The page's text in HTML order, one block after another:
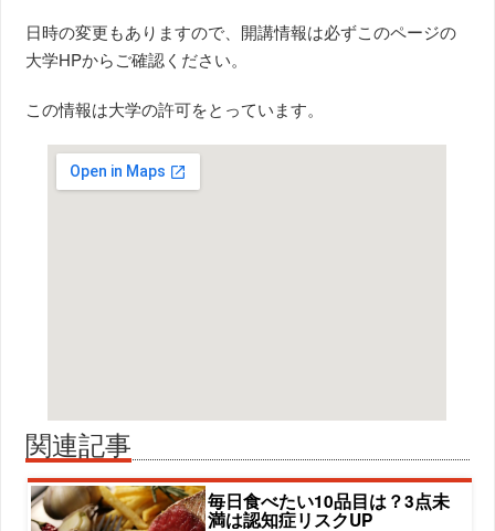
日時の変更もありますので、開講情報は必ずこのページの
大学HPからご確認ください。
この情報は大学の許可をとっています。
関連記事
毎日食べたい10品目は？3点未
満は認知症リスクUP